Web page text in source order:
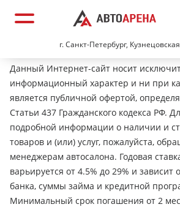
г. Санкт-Петербург,
Данный Интернет-сайт носит
информационный характер и ни при
является публичной офертой,
Статьи 437 Гражданского кодекса РФ.
подробной информации о наличии и
товаров и (или) услуг, пожалуйста,
менеджерам автосалона. Годовая
варьируется от 4.5% до 29% и зависит
банка, суммы займа и кредитной
Минимальный срок погашения от 2